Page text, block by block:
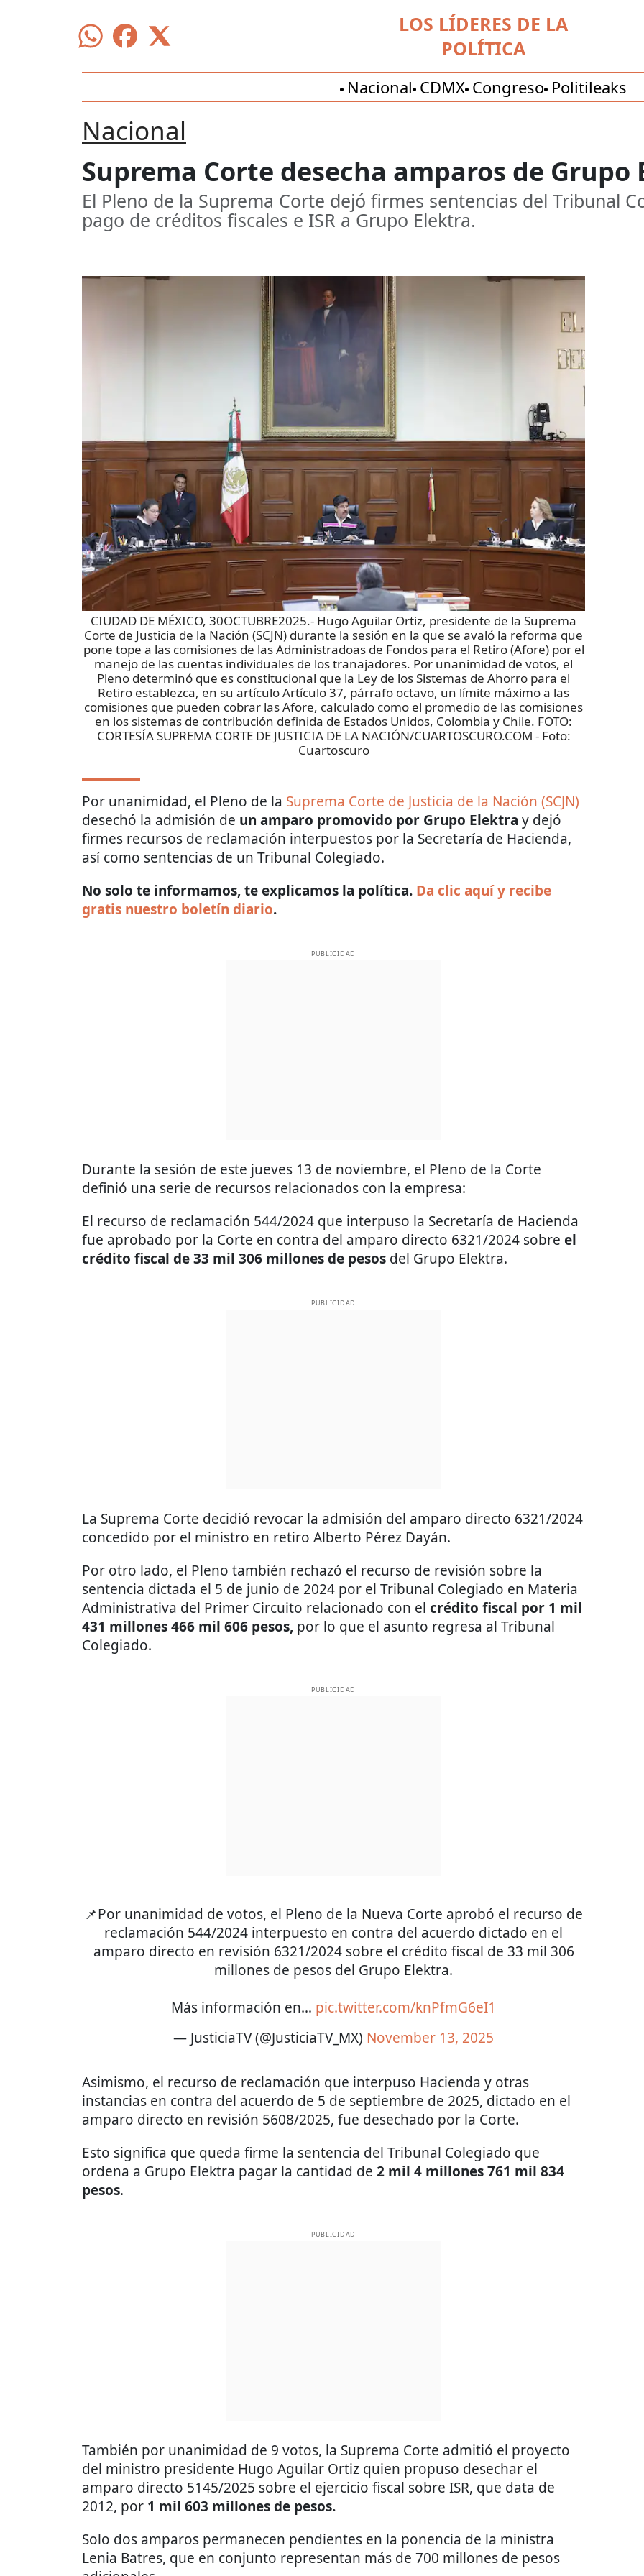
LOS LÍDERES DE LA
POLÍTICA
Nacional CDMX Congreso Politileaks
Nacional
Suprema Corte desecha amparos de Grupo
El Pleno de la Suprema Corte dejó firmes sentencias del Tribunal
pago de créditos fiscales e ISR a Grupo Elektra.
CIUDAD DE MÉXICO, 30OCTUBRE2025.- Hugo Aguilar Ortiz, presidente de la Suprema
Corte de Justicia de la Nación (SCJN) durante la sesión en la que se avaló la reforma que
pone tope a las comisiones de las Administradoas de Fondos para el Retiro (Afore) por el
manejo de las cuentas individuales de los tranajadores. Por unanimidad de votos, el
Pleno determinó que es constitucional que la Ley de los Sistemas de Ahorro para el
Retiro establezca, en su artículo Artículo 37, párrafo octavo, un límite máximo a las
comisiones que pueden cobrar las Afore, calculado como el promedio de las comisiones
en los sistemas de contribución definida de Estados Unidos, Colombia y Chile. FOTO:
CORTESÍA SUPREMA CORTE DE JUSTICIA DE LA NACIÓN/CUARTOSCURO.COM - Foto:
Cuartoscuro
Por unanimidad, el Pleno de la Suprema Corte de Justicia de la Nación (SCJN)
desechó la admisión de un amparo promovido por Grupo Elektra y dejó
firmes recursos de reclamación interpuestos por la Secretaría de Hacienda,
así como sentencias de un Tribunal Colegiado.
No solo te informamos, te explicamos la política. Da clic aquí y recibe
gratis nuestro boletín diario.
PUBLICIDAD
Durante la sesión de este jueves 13 de noviembre, el Pleno de la Corte
definió una serie de recursos relacionados con la empresa:
El recurso de reclamación 544/2024 que interpuso la Secretaría de Hacienda
fue aprobado por la Corte en contra del amparo directo 6321/2024 sobre el
crédito fiscal de 33 mil 306 millones de pesos del Grupo Elektra.
PUBLICIDAD
La Suprema Corte decidió revocar la admisión del amparo directo 6321/2024
concedido por el ministro en retiro Alberto Pérez Dayán.
Por otro lado, el Pleno también rechazó el recurso de revisión sobre la
sentencia dictada el 5 de junio de 2024 por el Tribunal Colegiado en Materia
Administrativa del Primer Circuito relacionado con el crédito fiscal por 1 mil
431 millones 466 mil 606 pesos, por lo que el asunto regresa al Tribunal
Colegiado.
PUBLICIDAD
📌Por unanimidad de votos, el Pleno de la Nueva Corte aprobó el recurso de
reclamación 544/2024 interpuesto en contra del acuerdo dictado en el
amparo directo en revisión 6321/2024 sobre el crédito fiscal de 33 mil 306
millones de pesos del Grupo Elektra.
Más información en… pic.twitter.com/knPfmG6eI1
— JusticiaTV (@JusticiaTV_MX) November 13, 2025
Asimismo, el recurso de reclamación que interpuso Hacienda y otras
instancias en contra del acuerdo de 5 de septiembre de 2025, dictado en el
amparo directo en revisión 5608/2025, fue desechado por la Corte.
Esto significa que queda firme la sentencia del Tribunal Colegiado que
ordena a Grupo Elektra pagar la cantidad de 2 mil 4 millones 761 mil 834
pesos.
PUBLICIDAD
También por unanimidad de 9 votos, la Suprema Corte admitió el proyecto
del ministro presidente Hugo Aguilar Ortiz quien propuso desechar el
amparo directo 5145/2025 sobre el ejercicio fiscal sobre ISR, que data de
2012, por 1 mil 603 millones de pesos.
Solo dos amparos permanecen pendientes en la ponencia de la ministra
Lenia Batres, que en conjunto representan más de 700 millones de pesos